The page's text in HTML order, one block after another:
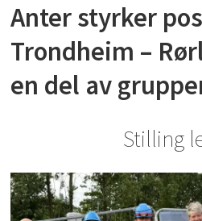
Anter styrker
Trondheim –
en del av
Stilling